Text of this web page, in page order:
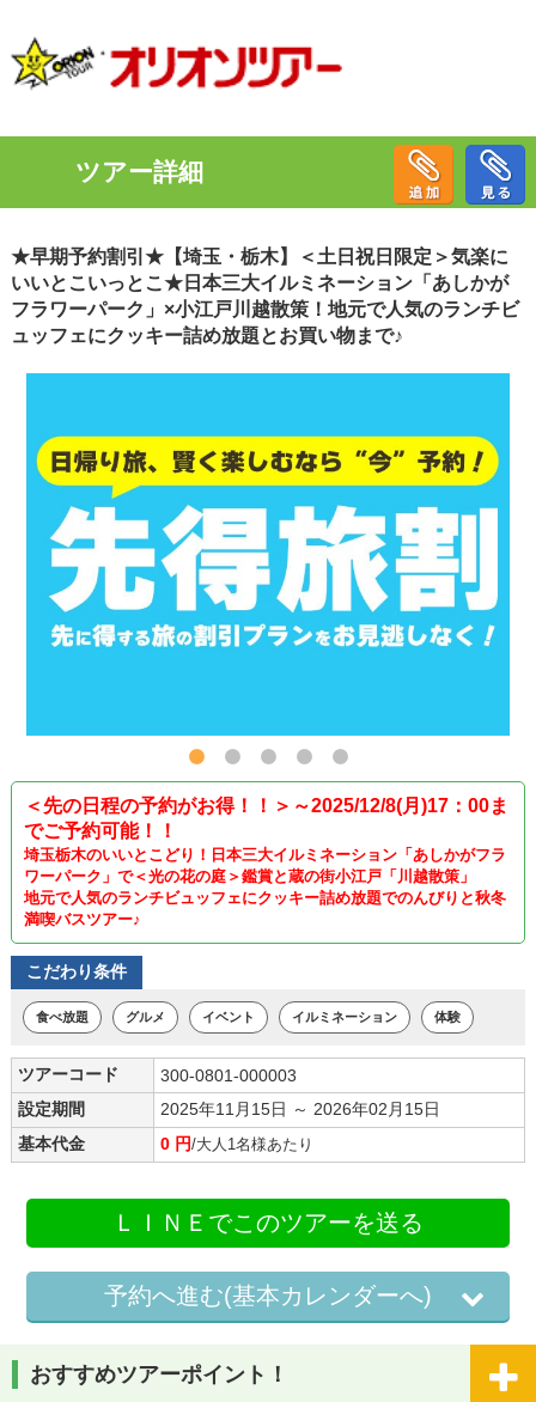
ツアー詳細
★早期予約割引★【埼玉・栃木】＜土日祝日限定＞気楽に
いいとこいっとこ★日本三大イルミネーション「あしかが
フラワーパーク」×小江戸川越散策！地元で人気のランチビ
ュッフェにクッキー詰め放題とお買い物まで♪
＜先の日程の予約がお得！！＞～2025/12/8(月)17：00ま
でご予約可能！！
埼玉栃木のいいとこどり！日本三大イルミネーション「あしかがフラ
ワーパーク」で＜光の花の庭＞鑑賞と蔵の街小江戸「川越散策」
地元で人気のランチビュッフェにクッキー詰め放題でのんびりと秋冬
満喫バスツアー♪
こだわり条件
食べ放題 グルメ イベント イルミネーション 体験
ツアーコード
300-0801-000003
設定期間
2025年11月15日 ～ 2026年02月15日
基本代金
0 円/大人1名様あたり
ＬＩＮＥでこのツアーを送る
予約へ進む(基本カレンダーへ)
おすすめツアーポイント！